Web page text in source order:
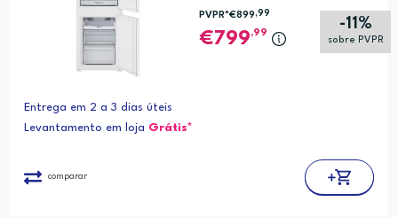
-11%
sobre PVPR
PVPR*€899 ,99
799,99
Entrega em 2 a 3 dias úteis
Levantamento em loja Grátis*
comparar